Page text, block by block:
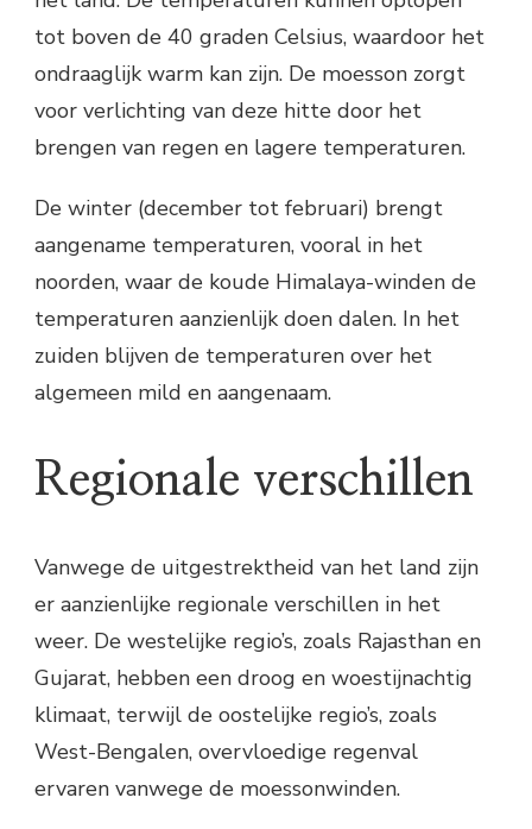
tot boven de 40 graden Celsius, waardoor het
ondraaglijk warm kan zijn. De moesson zorgt
voor verlichting van deze hitte door het
brengen van regen en lagere temperaturen.
De winter (december tot februari) brengt
aangename temperaturen, vooral in het
noorden, waar de koude Himalaya-winden de
temperaturen aanzienlijk doen dalen. In het
zuiden blijven de temperaturen over het
algemeen mild en aangenaam.
Regionale verschillen
Vanwege de uitgestrektheid van het land zijn
er aanzienlijke regionale verschillen in het
weer. De westelijke regio’s, zoals Rajasthan en
Gujarat, hebben een droog en woestijnachtig
klimaat, terwijl de oostelijke regio’s, zoals
West-Bengalen, overvloedige regenval
ervaren vanwege de moessonwinden.